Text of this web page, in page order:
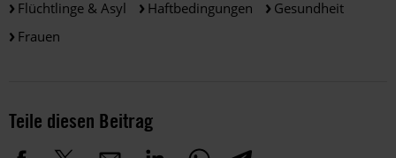
Flüchtlinge & Asyl Haftbedingungen
Gesundheit
Frauen
Teile diesen Beitrag